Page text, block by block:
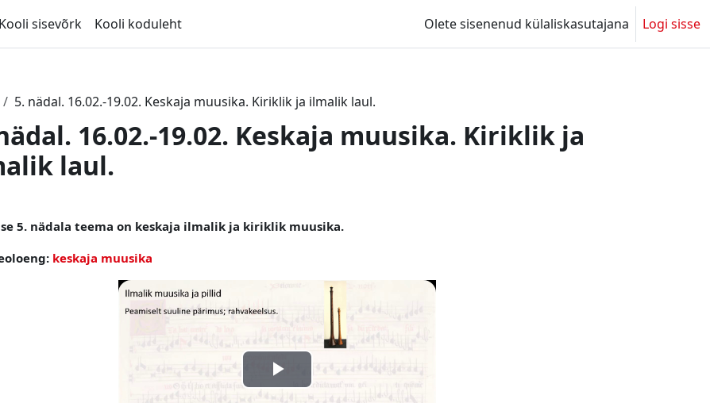
Kooli sisevõrk Kooli koduleht Olete sisenenud külaliskasutajana Logi sisse
5. nädal. 16.02.-19.02. Keskaja muusika. Kiriklik ja ilmalik laul.
16.02.-19.02. Keskaja muusika. Kiriklik ja
laul.
outline
5. nädala teema on keskaja ilmalik ja kiriklik muusika.
keskaja muusika
Esita